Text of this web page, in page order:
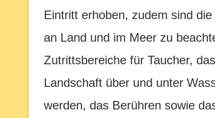
Eintritt erhoben, zudem sind
an Land und im Meer zu
Zutrittsbereiche für Taucher,
Landschaft über und unter
werden, das Berühren sowie